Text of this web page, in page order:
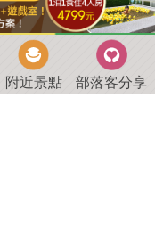
附近景點 部落客分享